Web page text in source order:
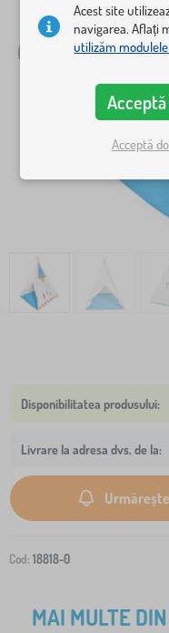
Livrare la adresa dvs. de la:
Cod: 18818-0
MAI MULTE
Acest site
navigarea. Aflați
utilizăm
Acceptă